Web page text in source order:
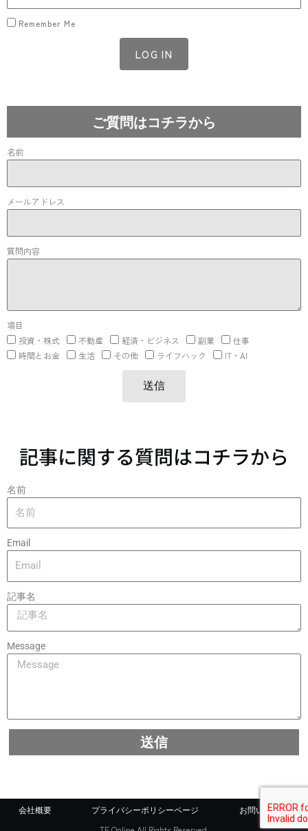
Remember Me
LOG IN
ご質問はコチラから
名前
メールアドレス
質問内容
項目
投資・株式
不動産 経済・ビジネス 副業
仕事
時間とお金
生活 その他 ライフハック IT・AI
送信
記事に関する質問はコチラから
名前
Email
記事名
Message
送信
会社概要 プライバシーポリシーページ お問い合わせ